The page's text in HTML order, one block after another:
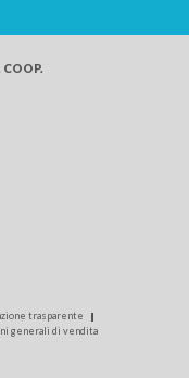
COOP.
trasparente
generali di vendita